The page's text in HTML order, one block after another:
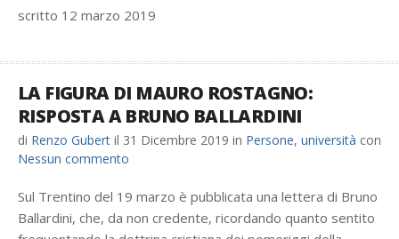
scritto 12 marzo 2019
LA FIGURA DI MAURO ROSTAGNO:
RISPOSTA A BRUNO BALLARDINI
di Renzo Gubert il 31 Dicembre 2019 in Persone, università con
Nessun commento
Sul Trentino del 19 marzo è pubblicata una lettera di Bruno
Ballardini, che, da non credente, ricordando quanto sentito